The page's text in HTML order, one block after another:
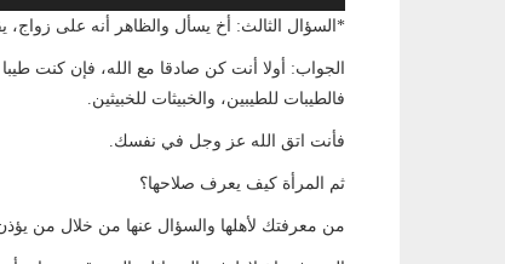
الصوت
*السؤال الثالث: أخ يسأل والظاهر أنه على
الجواب: أولا أنت كن صادقا مع الله، فإن كنت
فالطيبات للطيبين، والخبيثات للخبيثين.
فأنت اتق الله عز وجل في نفسك.
ثم المرأة كيف يعرف صلاحها؟
من معرفتك لأهلها والسؤال عنها من خلال من